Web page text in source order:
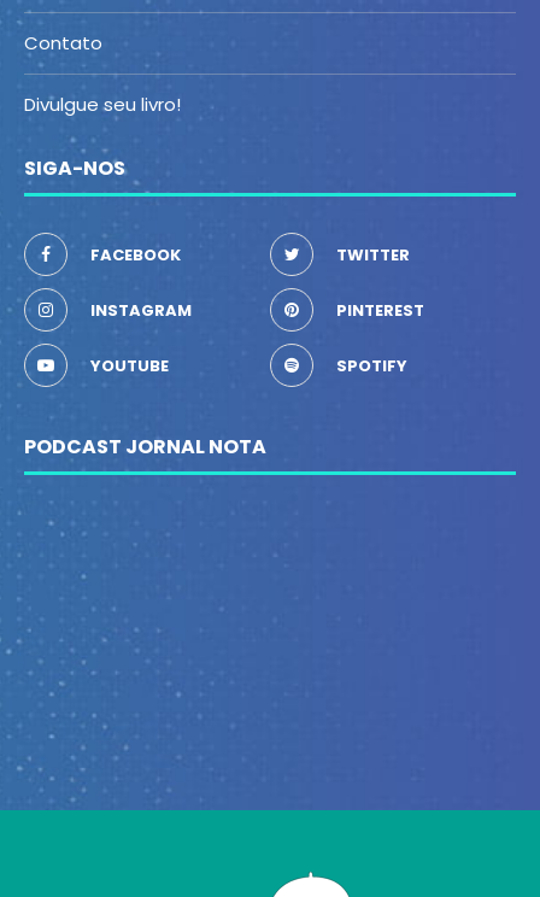
Contato
Divulgue seu livro!
SIGA-NOS
FACEBOOK TWITTER
INSTAGRAM PINTEREST
YOUTUBE SPOTIFY
PODCAST JORNAL NOTA